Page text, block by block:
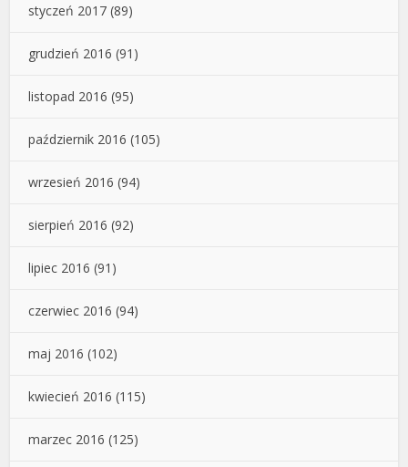
styczeń 2017 (89)
grudzień 2016 (91)
listopad 2016 (95)
październik 2016 (105)
wrzesień 2016 (94)
sierpień 2016 (92)
lipiec 2016 (91)
czerwiec 2016 (94)
maj 2016 (102)
kwiecień 2016 (115)
marzec 2016 (125)